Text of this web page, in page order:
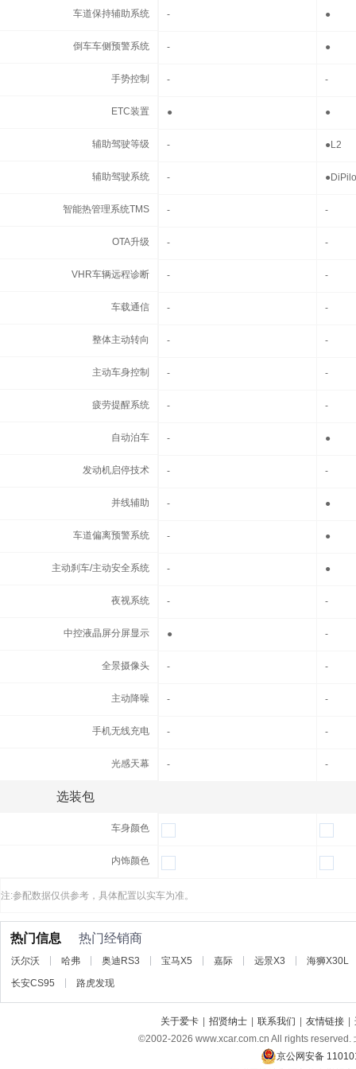
车道保持辅助系统 - ●
倒车车侧预警系统 - ●
手势控制 - -
ETC装置 ● ●
辅助驾驶等级 - ●L2
辅助驾驶系统 - ●
智能热管理系统TMS - -
OTA升级 - -
VHR车辆远程诊断 - -
车载通信 - -
整体主动转向 - -
主动车身控制 - -
疲劳提醒系统 - -
自动泊车 - ●
发动机启停技术 - -
并线辅助 - ●
车道偏离预警系统 - ●
主动刹车/主动安全系统 - ●
夜视系统 - -
中控液晶屏分屏显示 ● -
全景摄像头 - -
主动降噪 - -
手机无线充电 - -
光感天幕 - -
高科技配置
车身颜色
内饰颜色
注:参配数据仅供参考，具体配置以实车为准。
车道保持辅助系统
倒车车侧预警系统
手势控制
ETC装置
辅助驾驶等级
辅助驾驶系统
智能热管理系统TMS
OTA升级
VHR车辆远程诊断
车载通信
整体主动转向
主动车身控制
疲劳提醒系统
自动泊车
发动机启停技术
并线辅助
车道偏离预警系统
主动刹车/主动安全系统
夜视系统
中控液晶屏分屏显示
全景摄像头
主动降噪
手机无线充电
光感天幕
选装包
车身颜色
内饰颜色
热门信息 热门经销商
沃尔沃 哈弗 奥迪RS3 宝马X5 嘉际 远景X3
海狮X30L
长安CS95
路虎发现
关于爱卡 招贤纳士 联系我们 友情链接
©2002-2026 www.xcar.com.cn All rights
京公网安备